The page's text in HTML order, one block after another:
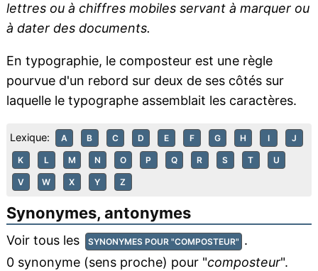
lettres ou à chiffres mobiles servant à marquer ou
à dater des documents.
En typographie, le composteur est une règle
pourvue d'un rebord sur deux de ses côtés sur
laquelle le typographe assemblait les caractères.
Lexique: A B C D E F G H I J
K L M N O P Q R S T U
V W X Y Z
Synonymes, antonymes
Voir tous les SYNONYMES POUR "COMPOSTEUR" .
0 synonyme (sens proche) pour "composteur".